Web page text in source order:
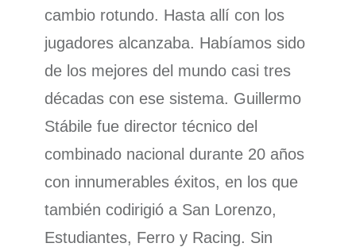
cambio rotundo. Hasta allí con los
jugadores alcanzaba. Habíamos sido
de los mejores del mundo casi tres
décadas con ese sistema. Guillermo
Stábile fue director técnico del
combinado nacional durante 20 años
con innumerables éxitos, en los que
también codirigió a San Lorenzo,
Estudiantes, Ferro y Racing. Sin